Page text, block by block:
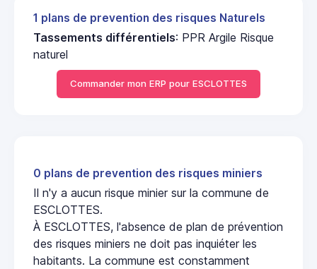
1 plans de prevention des risques Naturels
Tassements différentiels: PPR Argile Risque
naturel
Commander mon ERP pour ESCLOTTES
0 plans de prevention des risques miniers
Il n'y a aucun risque minier sur la commune de
ESCLOTTES.
À ESCLOTTES, l'absence de plan de prévention
des risques miniers ne doit pas inquiéter les
habitants. La commune est constamment